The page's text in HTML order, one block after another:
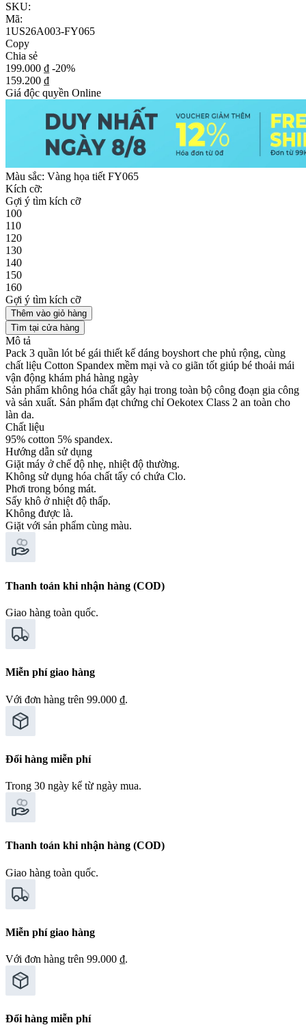
SKU:
Mã:
1US26A003-FY065
Copy
Chia sẻ
199.000 ₫ -20%
159.200 ₫
Giá độc quyền Online
Màu sắc: Vàng họa tiết FY065
Kích cỡ:
Gợi ý tìm kích cỡ
100
110
120
130
140
150
160
Gợi ý tìm kích cỡ
Thêm vào giỏ hàng
Tìm tại cửa hàng
Mô tả
Pack 3 quần lót bé gái thiết kế dáng boyshort che phủ rộng, cùng
chất liệu Cotton Spandex mềm mại và co giãn tốt giúp bé thoải mái
vận động khám phá hàng ngày
Sản phẩm không hóa chất gây hại trong toàn bộ công đoạn gia công
và sản xuất. Sản phẩm đạt chứng chỉ Oekotex Class 2 an toàn cho
làn da.
Chất liệu
95% cotton 5% spandex.
Hướng dẫn sử dụng
Giặt máy ở chế độ nhẹ, nhiệt độ thường.
Không sử dụng hóa chất tẩy có chứa Clo.
Phơi trong bóng mát.
Sấy khô ở nhiệt độ thấp.
Không được là.
Giặt với sản phẩm cùng màu.
Thanh toán khi nhận hàng (COD)
Giao hàng toàn quốc.
Miễn phí giao hàng
Với đơn hàng trên 99.000 ₫.
Đổi hàng miễn phí
Trong 30 ngày kể từ ngày mua.
Thanh toán khi nhận hàng (COD)
Giao hàng toàn quốc.
Miễn phí giao hàng
Với đơn hàng trên 99.000 ₫.
Đổi hàng miễn phí